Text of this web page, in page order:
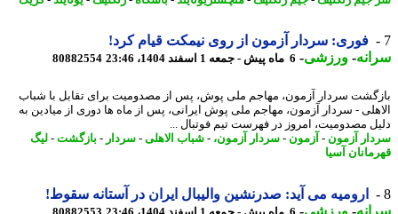
فوری: سردار آزمون از روی نیمکت قیام کرد!
- ورزشی-6 ماه پیش - جمعه 1 اسفند 1404، 23:46 80882554
سردار آزمون، مهاجم ملی پوش، پس از مصدومیت برای تقابل با شباب
- سردار آزمون، مهاجم ملی پوش ایرانی، پس از ماه ها دوری از میادین به
مصدومیت، امروز در فهرست تیم فوتبال ...
آزمون -آزمون -سردار آزمون،-شباب الاهلی-سردار-بازگشت-لیگ
آسیا
ارومیه می آید: صدرنشین والیبال ایران در آستانه سقوط!
- ورزشی-